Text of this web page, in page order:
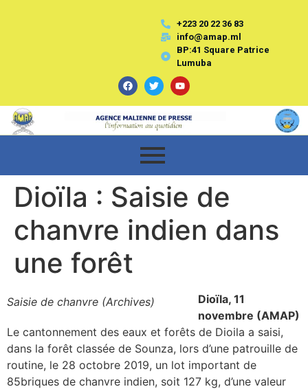
+223 20 22 36 83
info@amap.ml
BP:41 Square Patrice
Lumuba
Dioïla : Saisie de
chanvre indien dans
une forêt
Saisie de chanvre (Archives)
Dioïla, 11
novembre (AMAP)
Le cantonnement des eaux et forêts de Dioila a saisi,
dans la forêt classée de Sounza, lors d’une patrouille de
routine, le 28 octobre 2019, un lot important de
85briques de chanvre indien, soit 127 kg, d’une valeur